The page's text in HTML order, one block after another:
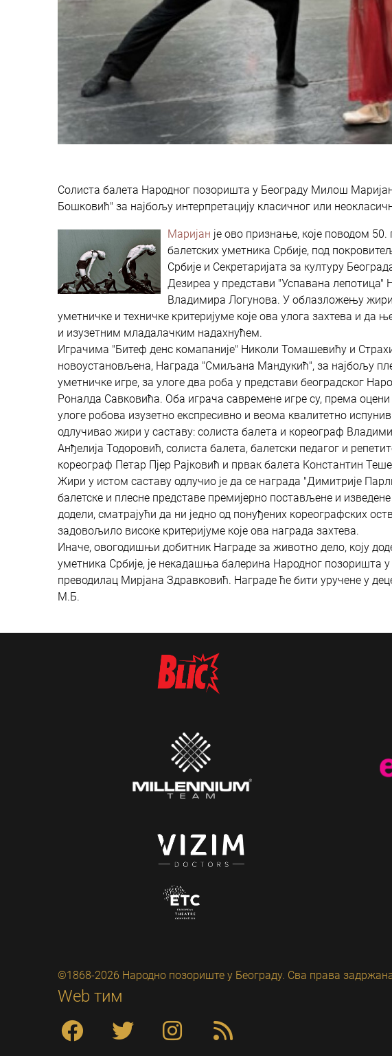
Солиста балета Народног позоришта у Београду Милош
Бошковић" за најбољу интерпретацију класичног или
Маријан је ово признање, које поводом
балетских уметника Србије, под
Србије и Секретаријата за културу
Дезиреа у представи "Успавана лепотица"
Владимира Логунова. У облазложењу
уметничке и техничке критеријуме које ова улога захтева и
и изузетним младалачким надахнућем.
Играчима "Битеф денс комапаније" Николи Томашевићу и
новоустановљена, Награда "Смиљана Мандукић", за најбољу
уметничке игре, за улоге два роба у представи београдског
Роналда Савковића. Оба играча савремене игре су, према
улоге робова изузетно експресивно и веома квалитетно
одлучивао жири у саставу: солиста балета и кореограф
Анђелија Тодоровић, солиста балета, балетски педагог и
кореограф Петар Пјер Рајковић и првак балета Константин
Жири у истом саставу одлучио је да се награда "Димитрије
балетске и плесне представе премијерно постављене и
додели, сматрајући да ни једно од понуђених кореографских
задовољило високе критеријуме које ова награда захтева.
Иначе, овогодишњи добитник Награде за животно дело, коју
уметника Србије, је некадашња балерина Народног позоришта у
преводилац Мирјана Здравковић. Награде ће бити уручене у
М.Б.
©1868-2026 Народно позориште у Београду. Сва права
Web тим